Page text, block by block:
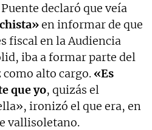
declaró que veía
en informar de que
fiscal en la Audiencia
iba a formar parte del
como alto cargo. «Es
que yo, quizás el
ironizó el que era, en
vallisoletano.